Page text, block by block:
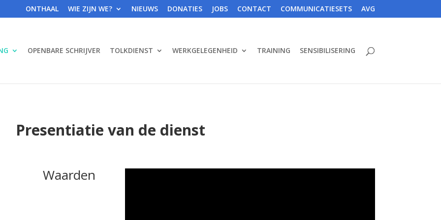
ONTHAAL WIE ZIJN WE? NIEUWS DONATIES JOBS CONTACT COMMUNICATIESETS AVG
OPENBARE SCHRIJVER TOLKDIENST WERKGELEGENHEID TRAINING SENSIBILISERING
Presentiatie van de dienst
Waarden